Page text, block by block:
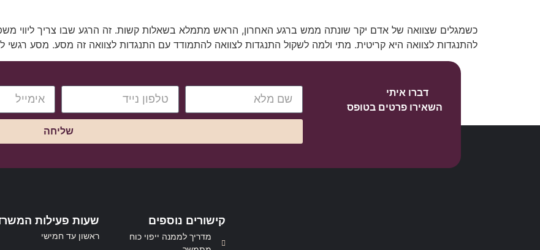
כשמגלים שצוואה של אדם יקר שונתה ממש ברגע האחרון, הראש מתמלא בשאלות קשות. זה הרגע שבו צריך ליווי משפטי
להתנגדות לצוואה היא קריטית. מתי ולמה לשקול התנגדות לצוואה להתמודד עם התנגדות לצוואה זה מסע. מסע
דברו איתי
השאירו פרטים בטופס
שליחה
קישורים נוספים
מדריך לממנה ייפוי כוח
שעות פעילות
ראשון עד חמישי